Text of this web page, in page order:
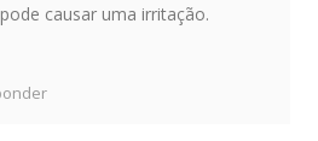
causar uma irritação.